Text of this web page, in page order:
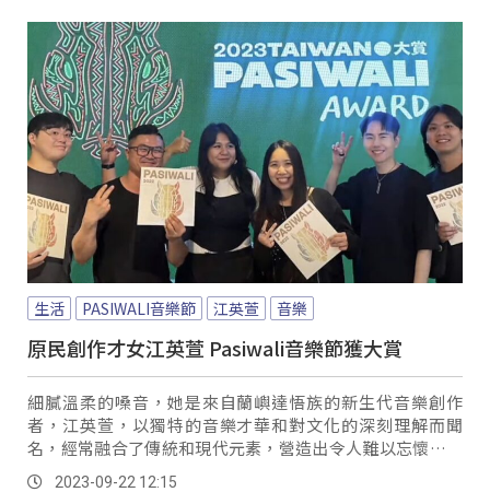
生活 PASIWALI音樂節 江英萱 音樂
原民創作才女江英萱 Pasiwali音樂節獲大賞
細膩溫柔的嗓音，她是來自蘭嶼達悟族的新生代音樂創作
者，江英萱，以獨特的音樂才華和對文化的深刻理解而聞
名，經常融合了傳統和現代元素，營造出令人難以忘懷的音
樂體驗。
2023-09-22 12:15